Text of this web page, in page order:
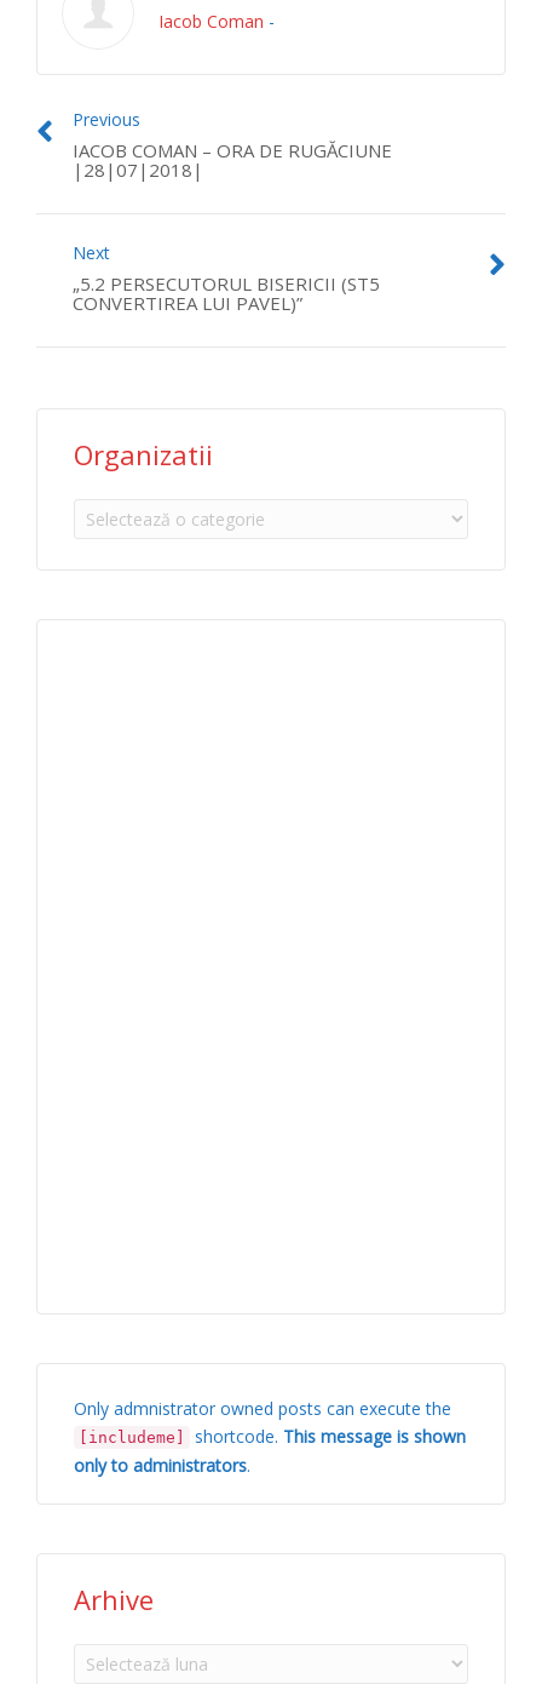
Iacob Coman -
Previous
IACOB COMAN – ORA DE RUGĂCIUNE
|28|07|2018|
Next
„5.2 PERSECUTORUL BISERICII (ST5
CONVERTIREA LUI PAVEL)”
Organizatii
Organizatii
Only admnistrator owned posts can execute the
[includeme] shortcode. This message is shown
only to administrators.
Arhive
Arhive